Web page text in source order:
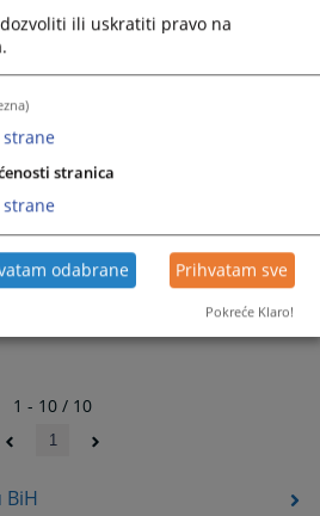
BiH
shortcuts
for
dates.
u Tajništvu VSTV-a BiH?
Tajništva VSTV-a BiH?
1 - 10 / 10
1
ili uskratiti pravo na
strane
stranica
strane
odabrane Prihvatam sve
Pokreće Klaro!